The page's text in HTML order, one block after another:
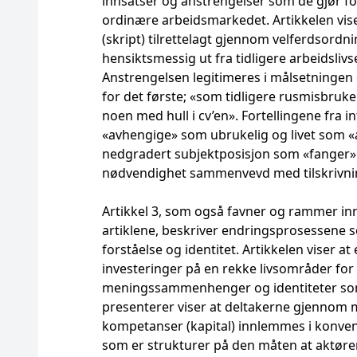
ordinære arbeidsmarkedet. Artikkelen
(skript) tilrettelagt gjennom
hensiktsmessig ut fra tidligere
Anstrengelsen legitimeres i
for det første; «som tidligere
noen med hull i cv’en». Fortellingene fra
«avhengige» som ubrukelig og livet som
nedgradert subjektposisjon som
nødvendighet sammenvevd med
Artikkel 3, som også favner og rammer
artiklene, beskriver endringsprosessene
forståelse og identitet. Artikkelen viser
investeringer på en rekke livsområder
meningssammenhenger og identiteter
presenterer viser at deltakerne
kompetanser (kapital) innlemmes i
som er strukturer på den måten at